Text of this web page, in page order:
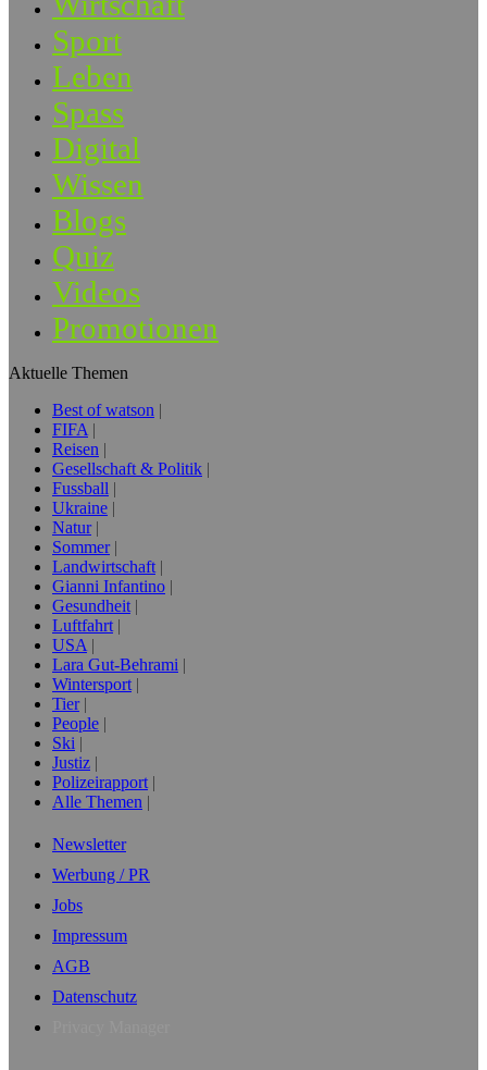
Sport
Leben
Spass
Digital
Wissen
Blogs
Quiz
Videos
Promotionen
Aktuelle Themen
Best of watson
FIFA
Reisen
Gesellschaft & Politik
Fussball
Ukraine
Natur
Sommer
Landwirtschaft
Gianni Infantino
Gesundheit
Luftfahrt
USA
Lara Gut-Behrami
Wintersport
Tier
People
Ski
Justiz
Polizeirapport
Alle Themen
Newsletter
Werbung / PR
Jobs
Impressum
AGB
Datenschutz